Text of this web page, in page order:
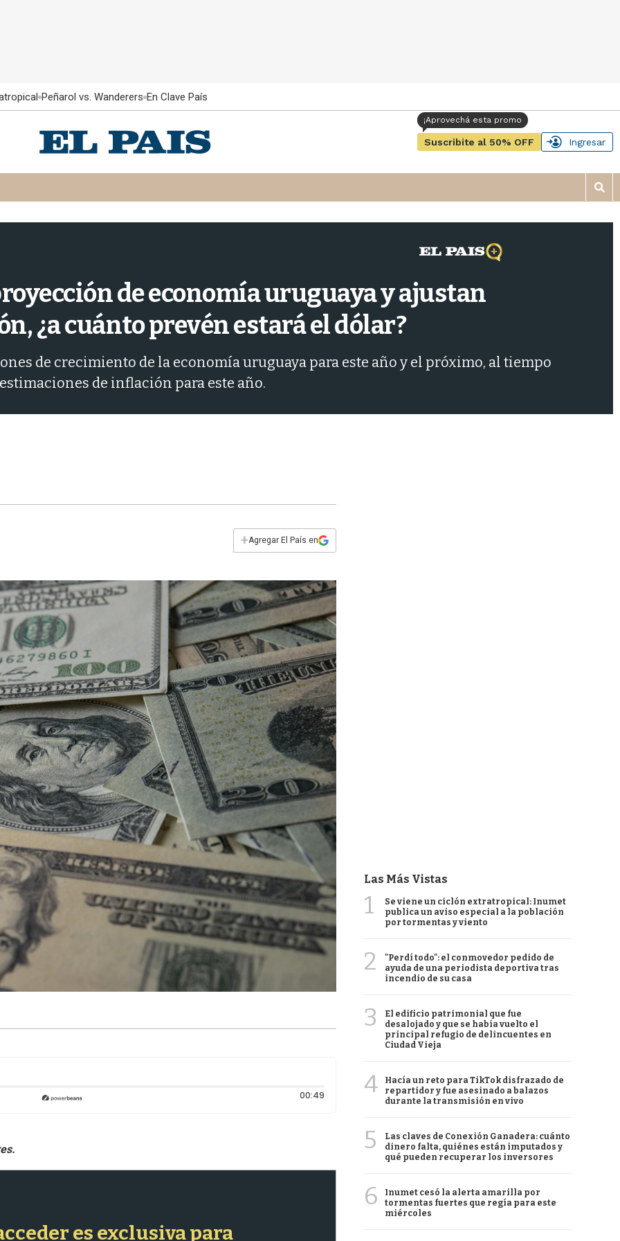
Peñarol vs. Wanderers En Clave País
Suscribite al 50% OFF Ingresar
M
o
s
de economía uruguaya y ajustan
¿a cuánto prevén estará el dólar?
de crecimiento de la economía uruguaya para este año y el próximo, al tiempo
de inflación para este año.
+Agregar El País en
00:49Duración: 49 segundos
es exclusiva para
Las Más Vistas
1
Se viene un ciclón extratropical: Inumet
publica un aviso especial a la población
por tormentas y viento
2
"Perdí todo": el conmovedor pedido de
ayuda de una periodista deportiva tras
incendio de su casa
3
El edificio patrimonial que fue
desalojado y que se había vuelto el
principal refugio de delincuentes en
Ciudad Vieja
4
Hacía un reto para TikTok disfrazado de
repartidor y fue asesinado a balazos
durante la transmisión en vivo
5
Las claves de Conexión Ganadera: cuánto
dinero falta, quiénes están imputados y
qué pueden recuperar los inversores
6
Inumet cesó la alerta amarilla por
tormentas fuertes que regía para este
miércoles